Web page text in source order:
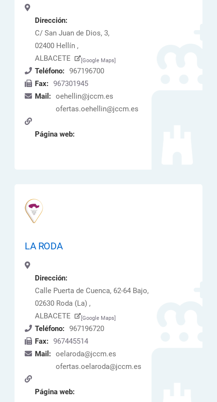
Dirección:
C/ San Juan de Dios, 3,
02400 Hellín ,
ALBACETE
[Google Maps]
Teléfono: 967196700
Fax: 967301945
Mail: oehellin@jccm.es
ofertas.oehellin@jccm.es
Página web:
LA RODA
Dirección:
Calle Puerta de Cuenca, 62-64 Bajo,
02630 Roda (La) ,
ALBACETE
[Google Maps]
Teléfono: 967196720
Fax: 967445514
Mail: oelaroda@jccm.es
ofertas.oelaroda@jccm.es
Página web: